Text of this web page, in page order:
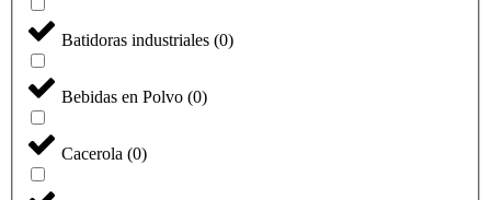
Batidoras industriales (0)
Bebidas en Polvo (0)
Cacerola (0)